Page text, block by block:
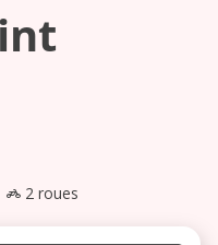
2 roues